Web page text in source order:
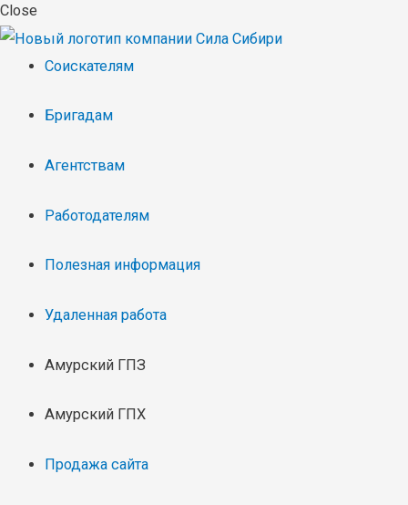
Close
Соискателям
Бригадам
Агентствам
Работодателям
Полезная информация
Удаленная работа
Амурский ГПЗ
Амурский ГПХ
Продажа сайта